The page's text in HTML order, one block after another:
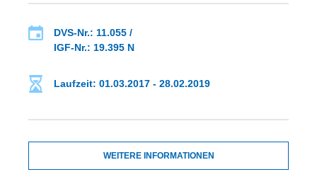
DVS-Nr.: 11.055 /
IGF-Nr.: 19.395 N
Laufzeit: 01.03.2017 - 28.02.2019
WEITERE INFORMATIONEN